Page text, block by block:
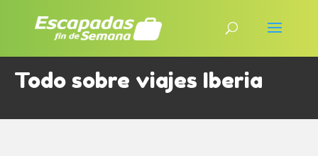
Todo sobre viajes Iberia